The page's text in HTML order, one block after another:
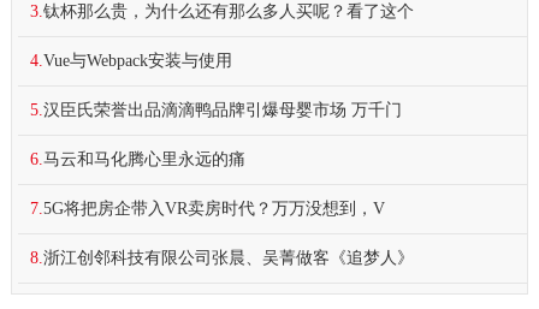
3. 钛杯那么贵，为什么还有那么多人买呢？看了这个
4. Vue与Webpack安装与使用
5. 汉臣氏荣誉出品滴滴鸭品牌引爆母婴市场 万千门
6. 马云和马化腾心里永远的痛
7. 5G将把房企带入VR卖房时代？万万没想到，V
8. 浙江创邻科技有限公司张晨、吴菁做客《追梦人》